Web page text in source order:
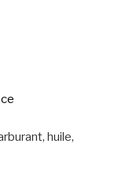
huile,